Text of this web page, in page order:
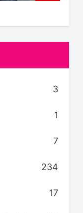
3
1
7
234
17